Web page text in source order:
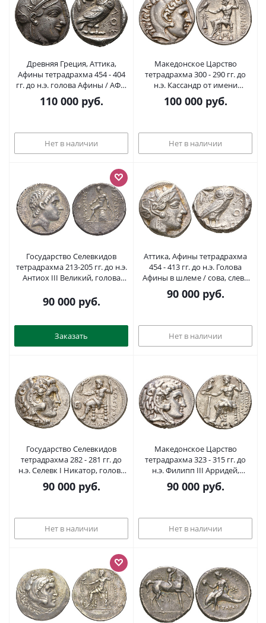
Древняя Греция, Аттика,
Афины тетрадрахма 454 - 404
гг. до н.э. голова Афины / АФЕ,
сова, оливковая ветвь,
полумесяц, 16,74 гр Kroll 8
110 000руб.
Нет в наличии
Македонское Царство
тетрадрахма 300 - 290 гг. до
н.э. Кассандр от имени
Александра III Великого,
голова Александра в виде
держит орла и скипетр, г.
Уранополис, 17,20 гр серебро
100 000руб.
Нет в наличии
Государство Селевкидов
тетрадрахма 213-205 гг. до н.э.
Антиох III Великий, голова
Омфале, держащий лук и
стрелу, 16,87 гр, Эдесса HGC 9,
90 000руб.
Заказать
Аттика, Афины тетрадрахма
454 - 413 гг. до н.э. Голова
Афины в шлеме / сова, слева
оливковая ветвь и полумесяц,
17,26 гр, (ex: Classical
Copenhagen 31 серебро 00-000
90 000руб.
Нет в наличии
Государство Селевкидов
тетрадрахма 282 - 281 гг. до
н.э. Селевк I Никатор, голова
Александра Великого (Селевка
?) в виде Геракла в львином
Сарды, 17,30 г, серебро 00-000-
00
90 000руб.
Нет в наличии
Македонское Царство
тетрадрахма 323 - 315 гг. до
н.э. Филипп III Арридей,
голова Александра Великого в
виде Геракла в львином
скипетр, слева корабельный
руль, г. Саламин, 17,20 гр
90 000руб.
Нет в наличии